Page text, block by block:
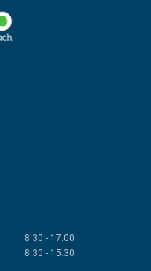
8:30 - 17:00
8:30 - 15:30